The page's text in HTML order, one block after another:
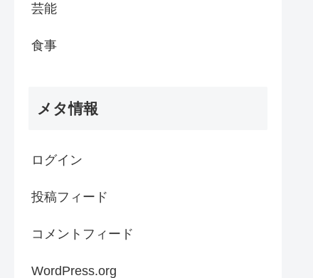
芸能
食事
メタ情報
ログイン
投稿フィード
コメントフィード
WordPress.org